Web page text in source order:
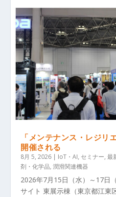
「メンテナンス・レジリ
開催される
8月 5, 2026 | IoT・AI, セミナー,最
剤・化学品,潤滑関連機器
2026年7月15日（水）～17日
サイト 東展示棟（東京都江東